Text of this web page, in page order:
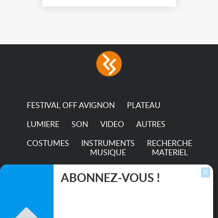
FESTIVAL OFF AVIGNON PLATEAU
LUMIERE SON VIDEO AUTRES
COSTUMES
INSTRUMENTS
MUSIQUE
RECHERCHE
MATERIEL
TRANSPORTS X
ABONNEZ-VOUS !